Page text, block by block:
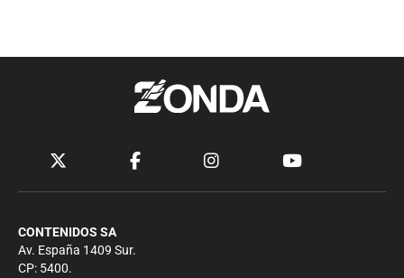
CONTENIDOS SA
Av. España 1409 Sur.
CP: 5400.